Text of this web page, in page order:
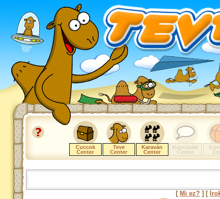
Cuccok
Center
Teve
Center
Karaván
Center
Kapcsolat
Center
[ Mi ez? ] [